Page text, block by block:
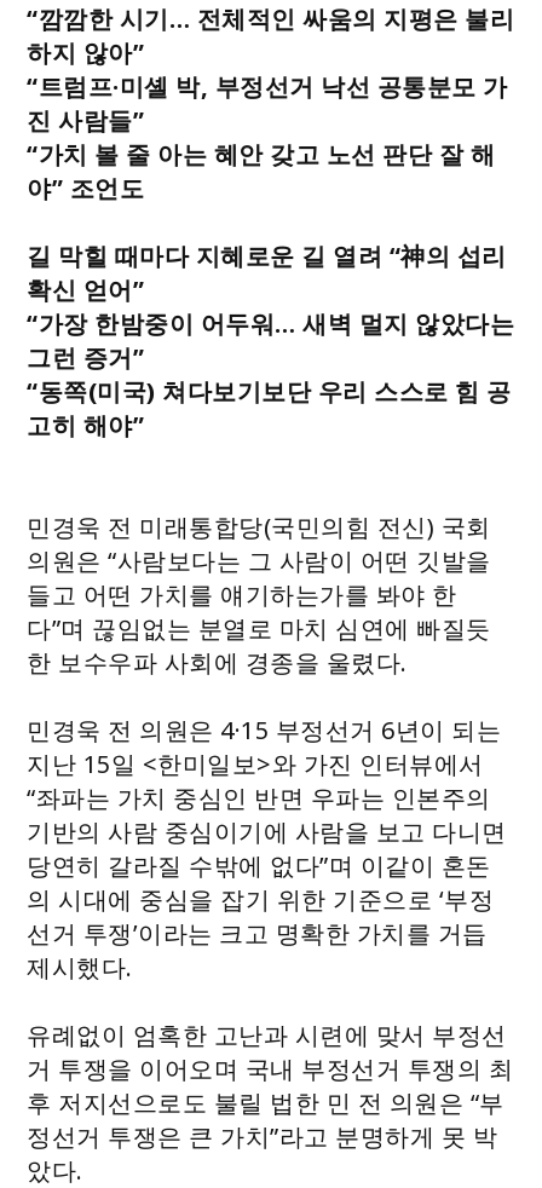
“깜깜한 시기… 전체적인 싸움의 지평은 불리
하지 않아”
“트럼프·미셸 박, 부정선거 낙선 공통분모 가
진 사람들”
“가치 볼 줄 아는 혜안 갖고 노선 판단 잘 해
야” 조언도
길 막힐 때마다 지혜로운 길 열려 “神의 섭리
확신 얻어”
“가장 한밤중이 어두워… 새벽 멀지 않았다는
그런 증거”
“동쪽(미국) 쳐다보기보단 우리 스스로 힘 공
고히 해야”
민경욱 전 미래통합당(국민의힘 전신) 국회
의원은 “사람보다는 그 사람이 어떤 깃발을
들고 어떤 가치를 얘기하는가를 봐야 한
다”며 끊임없는 분열로 마치 심연에 빠질듯
한 보수우파 사회에 경종을 울렸다.
민경욱 전 의원은 4·15 부정선거 6년이 되는
지난 15일 <한미일보>와 가진 인터뷰에서
“좌파는 가치 중심인 반면 우파는 인본주의
기반의 사람 중심이기에 사람을 보고 다니면
당연히 갈라질 수밖에 없다”며 이같이 혼돈
의 시대에 중심을 잡기 위한 기준으로 ‘부정
선거 투쟁’이라는 크고 명확한 가치를 거듭
제시했다.
유례없이 엄혹한 고난과 시련에 맞서 부정선
거 투쟁을 이어오며 국내 부정선거 투쟁의 최
후 저지선으로도 불릴 법한 민 전 의원은 “부
정선거 투쟁은 큰 가치”라고 분명하게 못 박
았다.